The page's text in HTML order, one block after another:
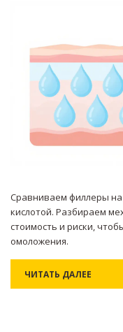
Сравниваем филлеры на
кислотой. Разбираем
стоимость и риски,
омоложения.
ЧИТАТЬ ДАЛЕЕ